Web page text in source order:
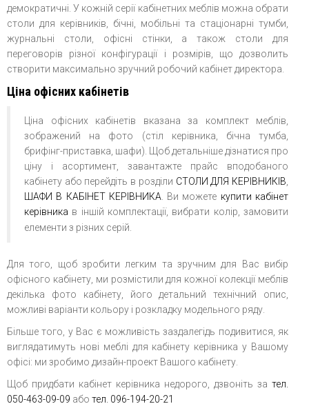
демократичні. У кожній серії кабінетних меблів можна обрати
столи для керівників, бічні, мобільні та стаціонарні тумби,
журнальні столи, офісні стінки, а також столи для
переговорів різної конфігурації і розмірів, що дозволить
створити максимально зручний робочий кабінет директора.
Ціна офісних кабінетів
Ціна офісних кабінетів вказана за комплект меблів,
зображений на фото (стіл керівника, бічна тумба,
брифінг-приставка, шафи). Щоб детальніше дізнатися про
ціну і асортимент, завантажте прайс вподобаного
кабінету або перейдіть в розділи СТОЛИ ДЛЯ КЕРІВНИКІВ
ШАФИ В КАБІНЕТ КЕРІВНИКА . Ви можете купити кабінет
керівника в іншій комплектації, вибрати колір, замовити
елементи з різних серій.
Для того, щоб зробити легким та зручним для Вас вибір
офісного кабінету, ми розмістили для кожної колекції меблів
декілька фото кабінету, його детальний технічний опис,
можливі варіанти кольору і розкладку модельного ряду.
Більше того, у Вас є можливість заздалегідь подивитися, як
виглядатимуть нові меблі для кабінету керівника у Вашому
офісі: ми зробимо дизайн-проект Вашого кабінету.
Щоб придбати кабінет керівника недорого, дзвоніть за тел.
050-463-09-09 або тел. 096-194-20-21